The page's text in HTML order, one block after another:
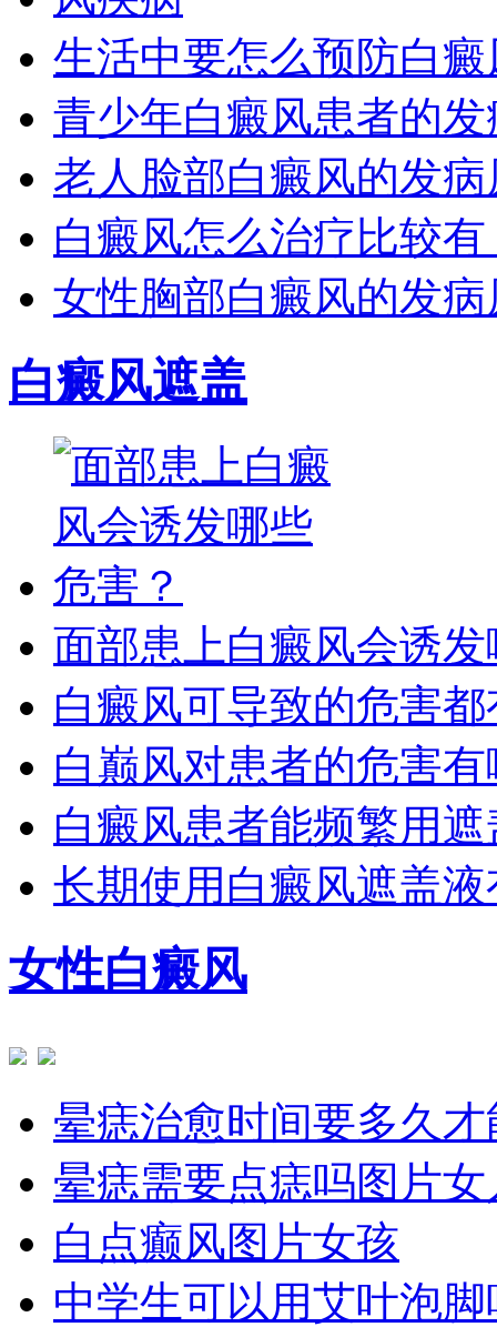
生活中要怎么预防白
青少年白癜风患者的
老人脸部白癜风的发
白癜风怎么治疗比较有
女性胸部白癜风的发
白癜风遮盖
面部患上白癜风会诱
白癜风可导致的危害
白巅风对患者的危害
白癜风患者能频繁用
长期使用白癜风遮盖
女性白癜风
晕痣治愈时间要多久
晕痣需要点痣吗图片女
白点癫风图片女孩
中学生可以用艾叶泡